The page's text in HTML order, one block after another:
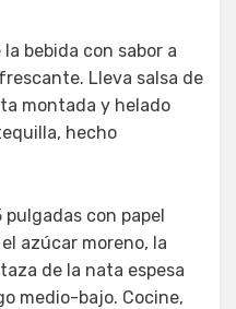
bebida con sabor a
Lleva salsa de
montada y helado
hecho
pulgadas con papel
azúcar moreno, la
de la nata espesa
medio-bajo. Cocine,